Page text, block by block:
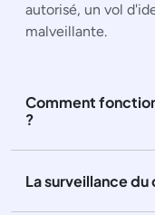
autorisé, un vol
malveillante.
Comment
?
La surveillance